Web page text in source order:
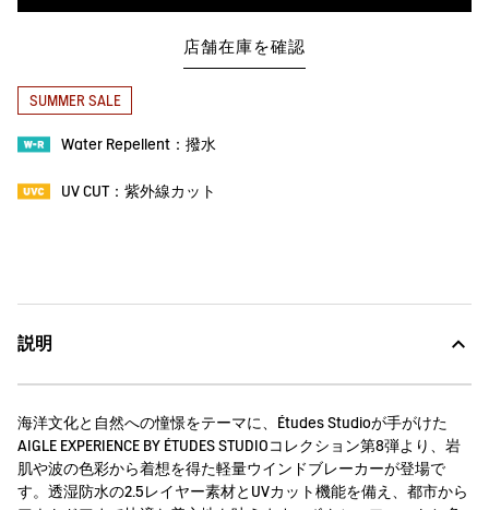
店舗在庫を確認
SUMMER SALE
Water Repellent：撥水
UV CUT：紫外線カット
説明
海洋文化と自然への憧憬をテーマに、Études Studioが手がけた
AIGLE EXPERIENCE BY ÉTUDES STUDIOコレクション第8弾より、岩
肌や波の色彩から着想を得た軽量ウインドブレーカーが登場で
す。透湿防水の2.5レイヤー素材とUVカット機能を備え、都市から